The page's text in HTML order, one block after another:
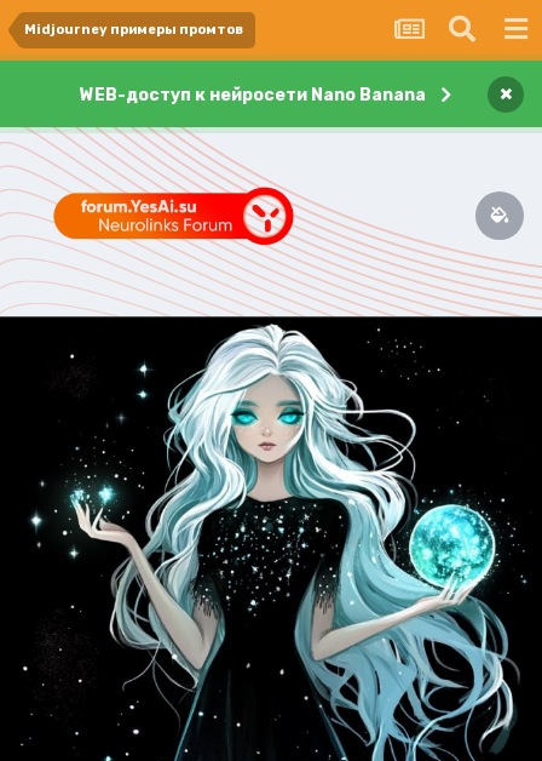
Midjourney примеры промтов
WEB-доступ к нейросети Nano Banana ×